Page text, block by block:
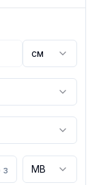
см
MB